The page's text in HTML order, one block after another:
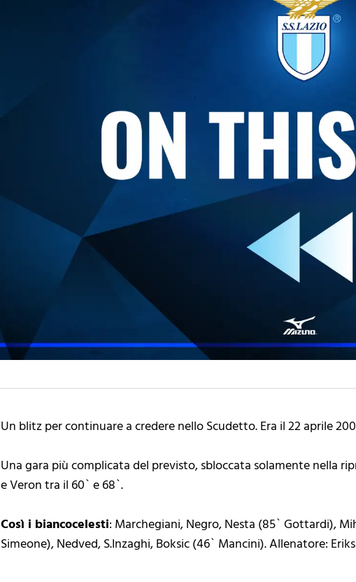
Un blitz per continuare a credere nello Scudetto. Era il 22 aprile
Una gara più complicata del previsto, sbloccata solamente nella
e Veron tra il 60` e 68`.
Così i biancocelesti: Marchegiani, Negro, Nesta (85` Gottardi),
Simeone), Nedved, S.Inzaghi, Boksic (46` Mancini). Allenatore: